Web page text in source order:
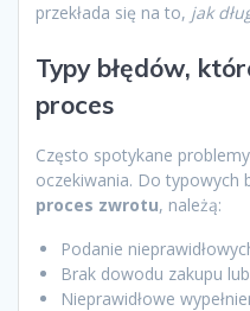
przekłada się na to, jak
Typy błędów,
proces
Często spotykane
oczekiwania. Do typowych
proces zwrotu, należą:
Podanie
Brak dowodu zakupu
Nieprawidłowe